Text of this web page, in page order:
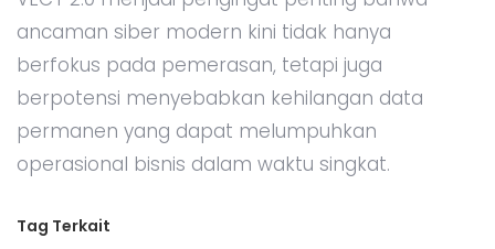
ancaman siber modern kini tidak hanya
berfokus pada pemerasan, tetapi juga
berpotensi menyebabkan kehilangan data
permanen yang dapat melumpuhkan
operasional bisnis dalam waktu singkat.
Tag Terkait